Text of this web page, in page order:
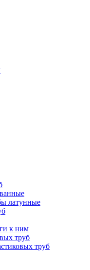
латунные
к ним
труб
труб